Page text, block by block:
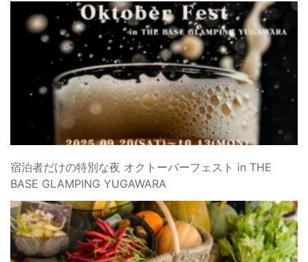
宿泊者だけの特別な夜 オクトーバーフェスト in THE
BASE GLAMPING YUGAWARA